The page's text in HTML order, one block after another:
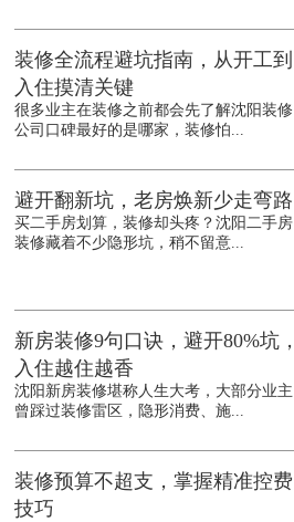
装修全流程避坑指南，从开工到
入住摸清关键
很多业主在装修之前都会先了解沈阳装修
公司口碑最好的是哪家，装修怕...
避开翻新坑，老房焕新少走弯路
买二手房划算，装修却头疼？沈阳二手房
装修藏着不少隐形坑，稍不留意...
新房装修9句口诀，避开80%坑，
入住越住越香
沈阳新房装修堪称人生大考，大部分业主
曾踩过装修雷区，隐形消费、施...
装修预算不超支，掌握精准控费
技巧